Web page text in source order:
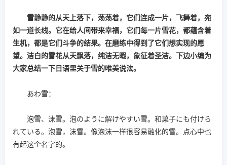
雪静静的从天上落下，荡荡着，它们连成一片，飞舞着，宛
如一道长线。它在给人间带来幸福，它们每一片雪花，都蕴含着
生机，都是它们斗争的结果。在磨练中得到了它们想实现的愿
望。洁白的雪花从天飘落，纯洁无暇，象征着圣洁。下边小编为
大家总结一下日语里关于雪的唯美说法。
あわ雪：
泡雪、沫雪。泡のように解けやすい雪。和菓子にも付けら
れている。泡雪，沫雪。像泡沫一样很容易融化的雪。点心中也
有起这个名字的。